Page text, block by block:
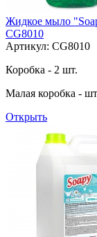
Жидкое мыло
CG8010
Артикул: CG8010
Коробка - 2 шт.
Малая коробка -
Открыть